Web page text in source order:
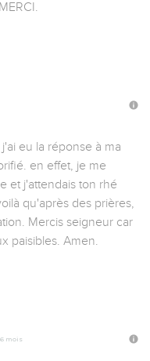
eu la réponse à ma
en effet, je me
et j'attendais ton rhé
qu'après des prières,
Mercis seigneur car
paisibles. Amen.
mois